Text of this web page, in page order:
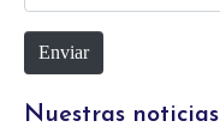
e
*
i
o
Enviar
Nuestras noticias